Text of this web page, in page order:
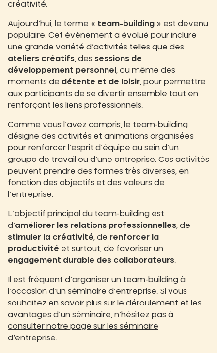
créativité.
Aujourd’hui, le terme « team-building » est devenu
populaire. Cet événement a évolué pour inclure
une grande variété d’activités telles que des
ateliers créatifs , des sessions de
développement personnel
, ou même des
moments de détente et de loisir , pour permettre
aux participants de se divertir ensemble tout en
renforçant les liens professionnels.
Comme vous l’avez compris, le team-building
désigne des activités et animations organisées
pour renforcer l’esprit d’équipe au sein d’un
groupe de travail ou d’une entreprise. Ces activités
peuvent prendre des formes très diverses, en
fonction des objectifs et des valeurs de
l’entreprise.
L’objectif principal du team-building est
d’améliorer les relations professionnelles , de
stimuler la créativité , de renforcer la
productivité et surtout, de favoriser un
engagement durable des collaborateurs.
Il est fréquent d’organiser un team-building à
l’occasion d’un séminaire d’entreprise. Si vous
souhaitez en savoir plus sur le déroulement et les
avantages d’un séminaire, n’hésitez pas à
consulter notre page sur les séminaire
d’entreprise.